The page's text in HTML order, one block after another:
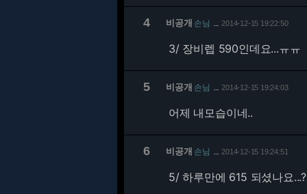
4 비공개 손님 2014-12-15 19:22:50
3/장비렙 590인데요...ㅠㅠ
5 비공개 손님 2014-12-15 19:24:03
어제 내모습이네..
6 비공개 손님 2014-12-15 19:24:51
5/하루만에 615 되셨나요